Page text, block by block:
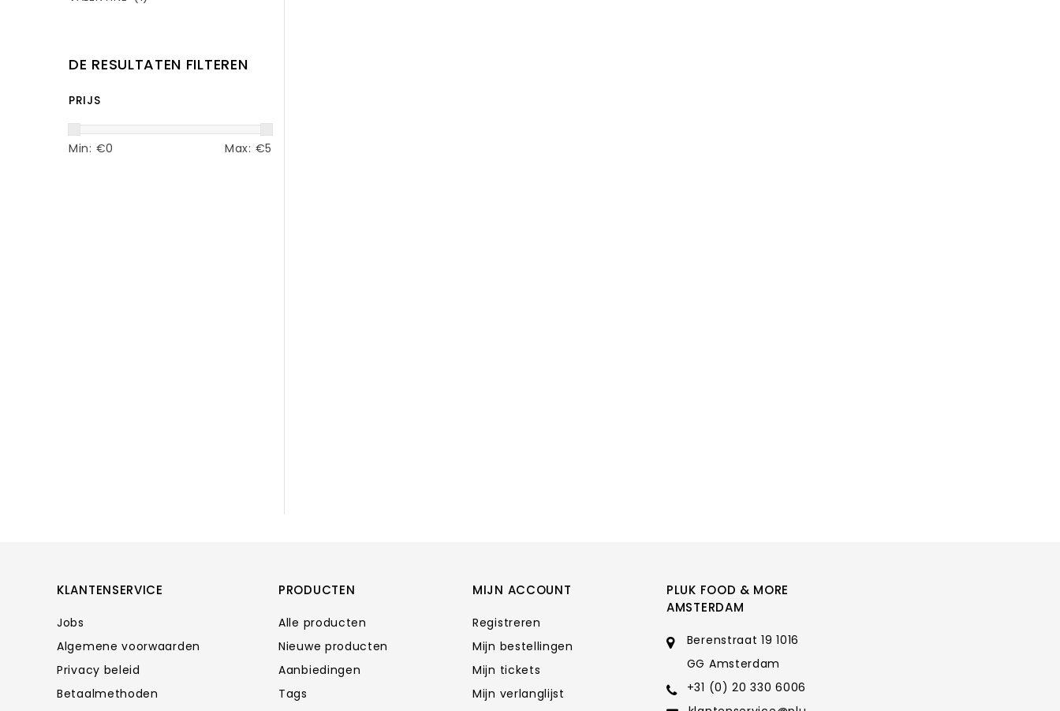
DE RESULTATEN FILTEREN
PRIJS
Min: €0 Max: €5
KLANTENSERVICE
Jobs
Algemene voorwaarden
Privacy beleid
Betaalmethoden
PRODUCTEN
Alle producten
Nieuwe producten
Aanbiedingen
Tags
MIJN ACCOUNT
Registreren
Mijn bestellingen
Mijn tickets
Mijn verlanglijst
PLUK FOOD & MORE
AMSTERDAM
Berenstraat 19 1016
GG Amsterdam
+31 (0) 20 330 6006